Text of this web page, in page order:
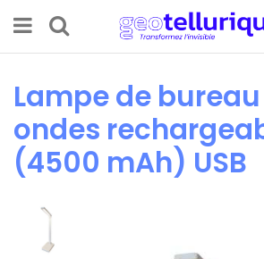
Lampe de bureau
ondes
(4500 mAh) USB